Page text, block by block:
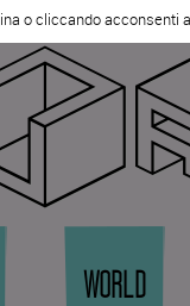
WORLD
o cliccando acconsenti